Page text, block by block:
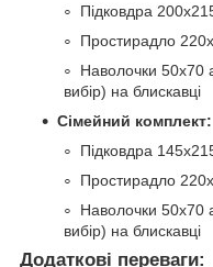
Підковдра
Простирадло
Наволочки 50х70
вибір) на блискавці
Сімейний комплект:
Підковдра
Простирадло
Наволочки 50х70
вибір) на блискавці
Додаткові переваги: